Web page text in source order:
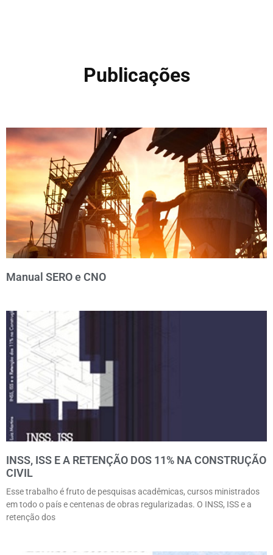
Publicações
Manual SERO e CNO
INSS, ISS E A RETENÇÃO DOS 11% NA CONSTRUÇÃO
CIVIL
Esse trabalho é fruto de pesquisas acadêmicas, cursos ministrados
em todo o país e centenas de obras regularizadas. O INSS, ISS e a
retenção dos